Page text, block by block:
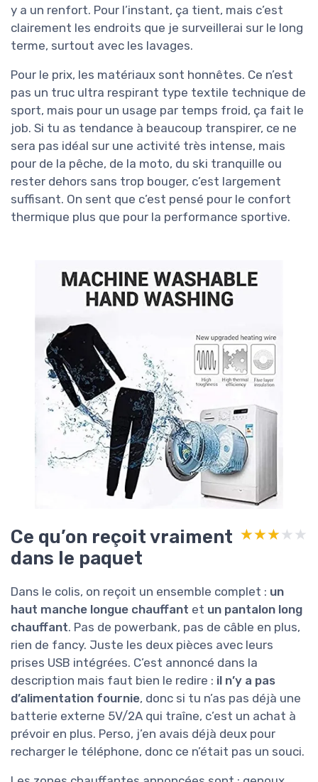
y a un renfort. Pour l’instant, ça tient, mais c’est
clairement les endroits que je surveillerai sur le long
terme, surtout avec les lavages.
Pour le prix, les matériaux sont honnêtes. Ce n’est
pas un truc ultra respirant type textile technique de
sport, mais pour un usage par temps froid, ça fait le
job. Si tu as tendance à beaucoup transpirer, ce ne
sera pas idéal sur une activité très intense, mais
pour de la pêche, de la moto, du ski tranquille ou
rester dehors sans trop bouger, c’est largement
suffisant. On sent que c’est pensé pour le confort
thermique plus que pour la performance sportive.
Ce qu’on reçoit vraiment
dans le paquet
★★★★★
★★★★★
Dans le colis, on reçoit un ensemble complet : un
haut manche longue chauffant et un pantalon long
chauffant. Pas de powerbank, pas de câble en plus,
rien de fancy. Juste les deux pièces avec leurs
prises USB intégrées. C’est annoncé dans la
description mais faut bien le redire : il n’y a pas
d’alimentation fournie, donc si tu n’as pas déjà une
batterie externe 5V/2A qui traîne, c’est un achat à
prévoir en plus. Perso, j’en avais déjà deux pour
recharger le téléphone, donc ce n’était pas un souci.